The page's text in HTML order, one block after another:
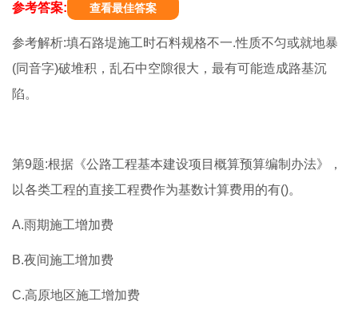
参考答案: 查看最佳答案
参考解析:填石路堤施工时石料规格不一.性质不匀或就地暴
(同音字)破堆积，乱石中空隙很大，最有可能造成路基沉
陷。
第9题:根据《公路工程基本建设项目概算预算编制办法》，
以各类工程的直接工程费作为基数计算费用的有()。
A.雨期施工增加费
B.夜间施工增加费
C.高原地区施工增加费